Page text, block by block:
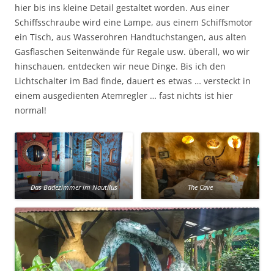
hier bis ins kleine Detail gestaltet worden. Aus einer
Schiffsschraube wird eine Lampe, aus einem Schiffsmotor
ein Tisch, aus Wasserohren Handtuchstangen, aus alten
Gasflaschen Seitenwände für Regale usw. überall, wo wir
hinschauen, entdecken wir neue Dinge. Bis ich den
Lichtschalter im Bad finde, dauert es etwas … versteckt in
einem ausgedienten Atemregler … fast nichts ist hier
normal!
Das Badezimmer im Nautilus The Cave